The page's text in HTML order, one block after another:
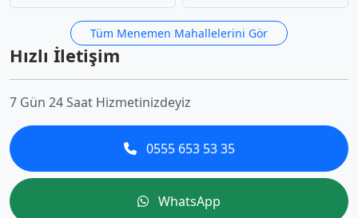
Tüm Menemen Mahallelerini Gör
Hızlı İletişim
7 Gün 24 Saat Hizmetinizdeyiz
0555 653 53 35
WhatsApp